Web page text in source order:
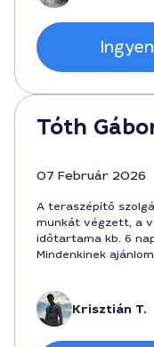
Tóth
07 Február 2026
A teraszépítő
munkát végzett, a
időtartama kb. 6
Mindenkinek
Krisztián T.